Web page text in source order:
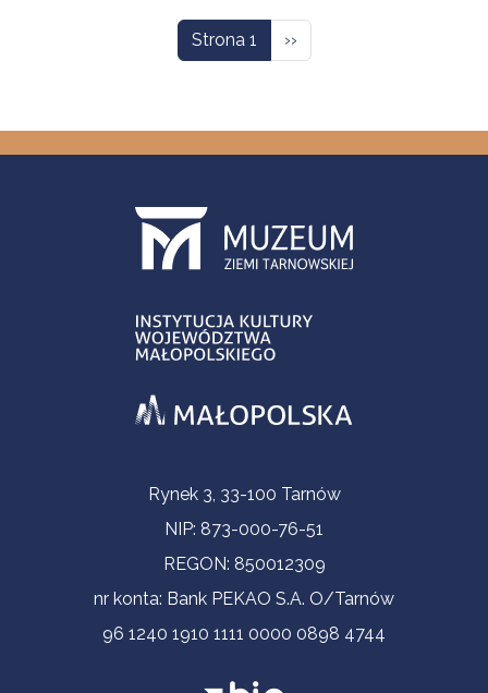
Strona 1 Następna strona
››
Informacje kontaktoweRynek 3, 33-100 Tarnów
NIP: 873-000-76-51
REGON: 850012309
nr konta: Bank PEKAO S.A. O/Tarnów
96 1240 1910 1111 0000 0898 4744